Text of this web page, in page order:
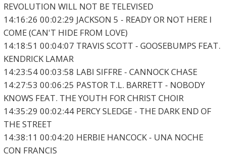
REVOLUTION WILL NOT BE TELEVISED
14:16:26 00:02:29 JACKSON 5 - READY OR NOT HERE I
COME (CAN'T HIDE FROM LOVE)
14:18:51 00:04:07 TRAVIS SCOTT - GOOSEBUMPS FEAT.
KENDRICK LAMAR
14:23:54 00:03:58 LABI SIFFRE - CANNOCK CHASE
14:27:53 00:06:25 PASTOR T.L. BARRETT - NOBODY
KNOWS FEAT. THE YOUTH FOR CHRIST CHOIR
14:35:29 00:02:44 PERCY SLEDGE - THE DARK END OF
THE STREET
14:38:11 00:04:20 HERBIE HANCOCK - UNA NOCHE
CON FRANCIS